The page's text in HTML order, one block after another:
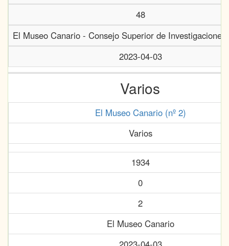
48
El Museo Canario - Consejo Superior de
2023-04-03
Varios
El Museo Canario (nº 2)
Varios
1934
0
2
El Museo Canario